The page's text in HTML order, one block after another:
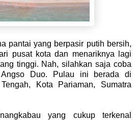
pantai yang berpasir putih bersih,
pusat kota dan menariknya lagi
tinggi. Nah, silahkan saja coba
Duo. Pulau ini berada di
Kota Pariaman, Sumatra
yang cukup terkenal